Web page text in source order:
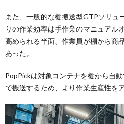
また、一般的な棚搬送型GTPソリュ
りの作業効率は手作業のマニュアル
高められる半面、作業員が棚から商
あった。
PopPickは対象コンテナを棚から自
で搬送するため、より作業生産性を